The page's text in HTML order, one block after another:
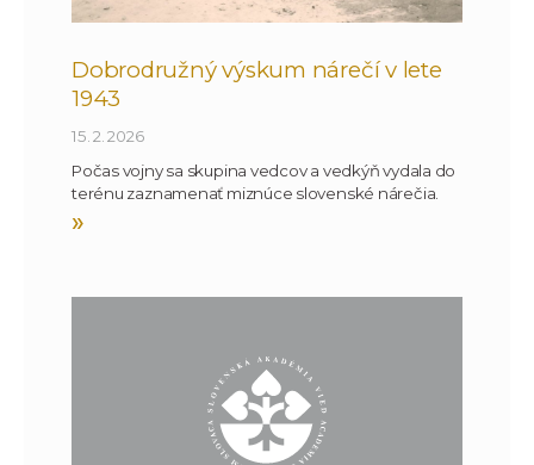
Dobrodružný výskum nárečí v lete
1943
15. 2. 2026
Počas vojny sa skupina vedcov a vedkýň vydala do
terénu zaznamenať miznúce slovenské nárečia.
»